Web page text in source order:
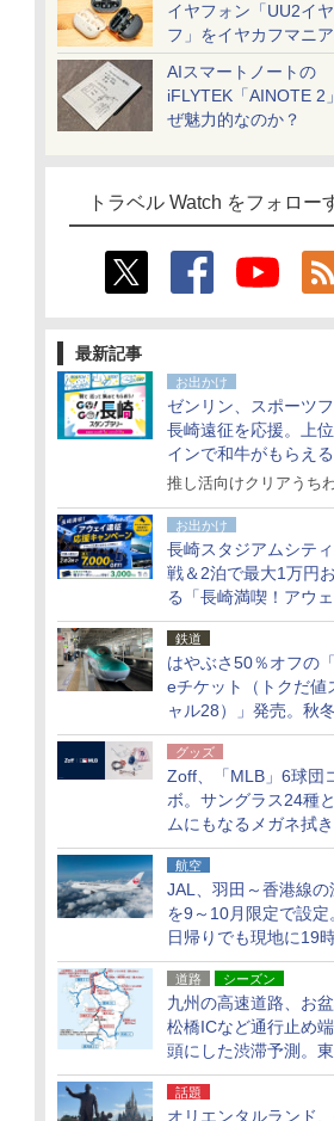
イヤフォン「UU2イ
フ」をイヤカフマニ
AIスマートノートの
iFLYTEK「AINOTE 2
ぜ魅力的なのか？
トラベル Watch をフォロー
最新記事
お出かけ
ゼンリン、スポーツ
長崎遠征を応援。上
インで和牛がもらえる
「GO！GO！長崎ス
推し活向けクリアうち
お出かけ
長崎スタジアムシテ
戦＆2泊で最大1万円
る「長崎満喫！アウェ
応援キャンペーン」
鉄道
はやぶさ50％オフの
eチケット（トクだ値
ャル28）」発売。秋
分、えきねっと限定
グッズ
Zoff、「MLB」6球団
ボ。サングラス24種
ムにもなるメガネ拭き
貨24種
航空
JAL、羽田～香港線の
を9～10月限定で設定
日帰りでも現地に19時
できる
道路 シーズン
九州の高速道路、お
松橋ICなど通行止め
頭にした渋滞予測。東
への迂回は料金調整
話題
オリエンタルランド